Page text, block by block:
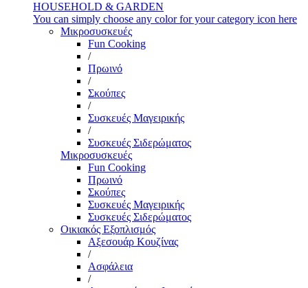
HOUSEHOLD & GARDEN
You can simply choose any color for your category icon here
Μικροσυσκευές
Fun Cooking
/
Πρωινό
/
Σκούπες
/
Συσκευές Μαγειρικής
/
Συσκευές Σιδερώματος
Μικροσυσκευές
Fun Cooking
Πρωινό
Σκούπες
Συσκευές Μαγειρικής
Συσκευές Σιδερώματος
Οικιακός Εξοπλισμός
Αξεσουάρ Κουζίνας
/
Ασφάλεια
/